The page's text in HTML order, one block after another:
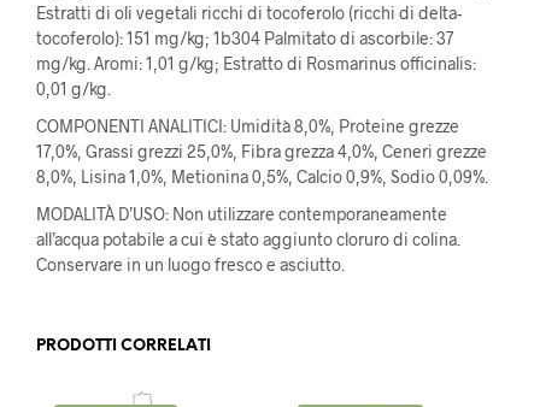
Estratti di oli vegetali ricchi di tocoferolo (ricchi di delta-
tocoferolo): 151 mg/kg; 1b304 Palmitato di ascorbile: 37
mg/kg. Aromi: 1,01 g/kg; Estratto di Rosmarinus officinalis:
0,01 g/kg.
COMPONENTI ANALITICI: Umidità 8,0%, Proteine ​​grezze
17,0%, Grassi grezzi 25,0%, Fibra grezza 4,0%, Ceneri grezze
8,0%, Lisina 1,0%, Metionina 0,5%, Calcio 0,9%, Sodio 0,09%.
MODALITÀ D’USO: Non utilizzare contemporaneamente
all’acqua potabile a cui è stato aggiunto cloruro di colina.
Conservare in un luogo fresco e asciutto.
PRODOTTI CORRELATI